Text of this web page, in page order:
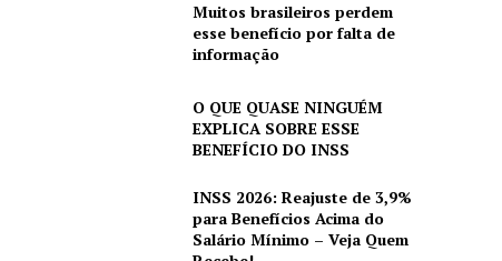
Muitos brasileiros perdem
esse benefício por falta de
informação
O QUE QUASE NINGUÉM
EXPLICA SOBRE ESSE
BENEFÍCIO DO INSS
INSS 2026: Reajuste de 3,9%
para Benefícios Acima do
Salário Mínimo – Veja Quem